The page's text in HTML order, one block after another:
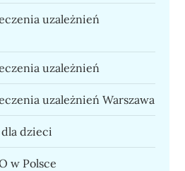
uzależnień
uzależnień
uzależnień Warszawa
dzieci
w Polsce